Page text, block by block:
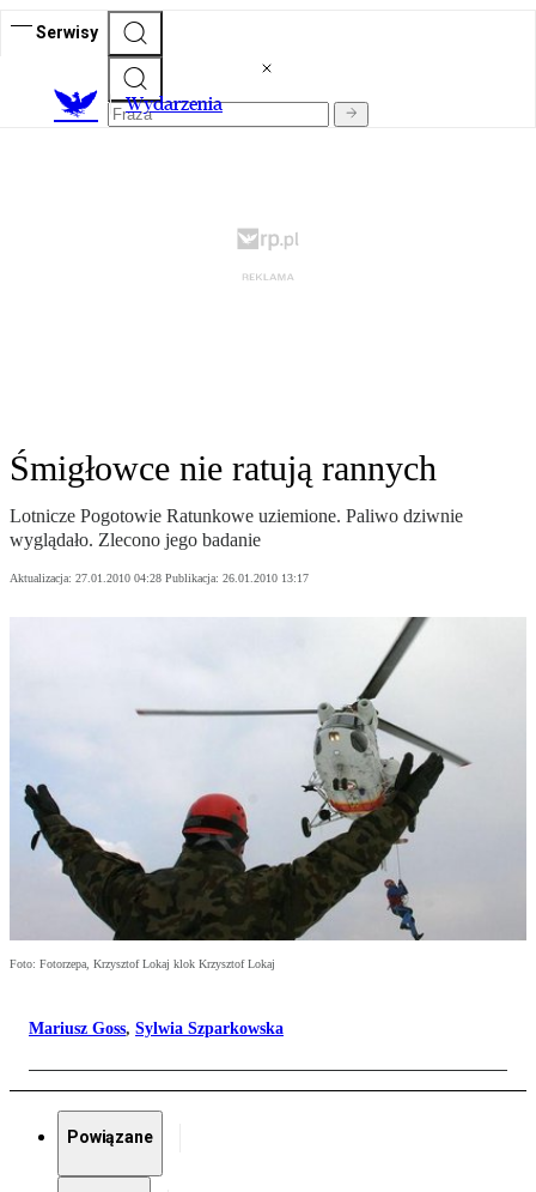
Serwisy
Wydarzenia
Śmigłowce nie ratują rannych
Lotnicze Pogotowie Ratunkowe uziemione. Paliwo dziwnie
wyglądało. Zlecono jego badanie
Aktualizacja: 27.01.2010 04:28 Publikacja: 26.01.2010 13:17
Foto: Fotorzepa, Krzysztof Lokaj klok Krzysztof Lokaj
Mariusz Goss, Sylwia Szparkowska
Powiązane